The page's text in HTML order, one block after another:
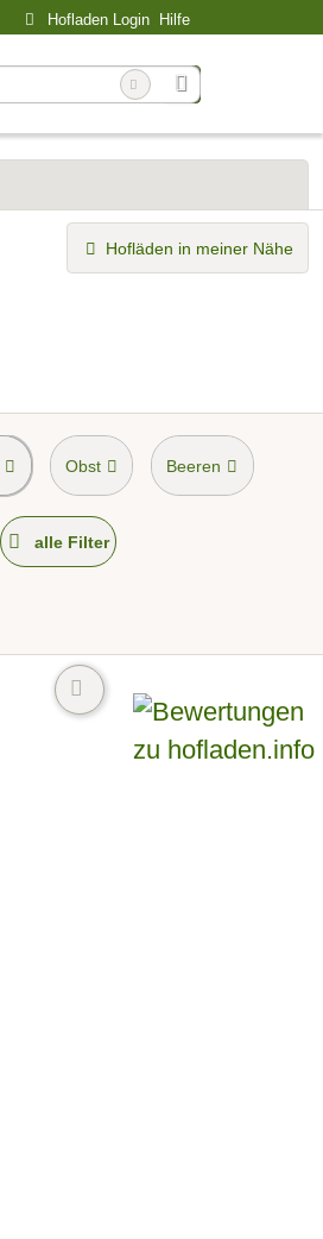
Hofladen Login Hilfe
Hofläden in meiner Nähe
Obst Beeren
alle Filter